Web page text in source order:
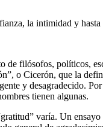
la intimidad y
filósofos, políticos,
o Cicerón, que la
y desagradecido.
tienen algunas.
varía. Un